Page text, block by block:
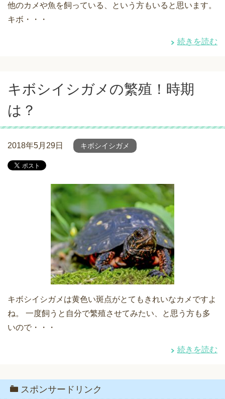
他のカメや魚を飼っている、という方もいると思います。
キボ・・・
続きを読む
キボシイシガメの繁殖！時期
は？
2018年5月29日 キボシイシガメ
キボシイシガメは黄色い斑点がとてもきれいなカメですよ
ね。 一度飼うと自分で繁殖させてみたい、と思う方も多
いので・・・
続きを読む
スポンサードリンク